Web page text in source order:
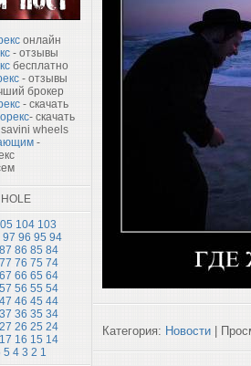
онлайн
- отзывы
бесплатно
- отзывы
брокер
- скачать
- скачать
wheels
-
104 103
97 96 95 94
87 86 85 84
77 76 75 74
67 66 65 64
57 56 55 54
47 46 45 44
37 36 35 34
27 26 25 24
17 16 15 14
5 4 3 2 1
Категория: Новости |